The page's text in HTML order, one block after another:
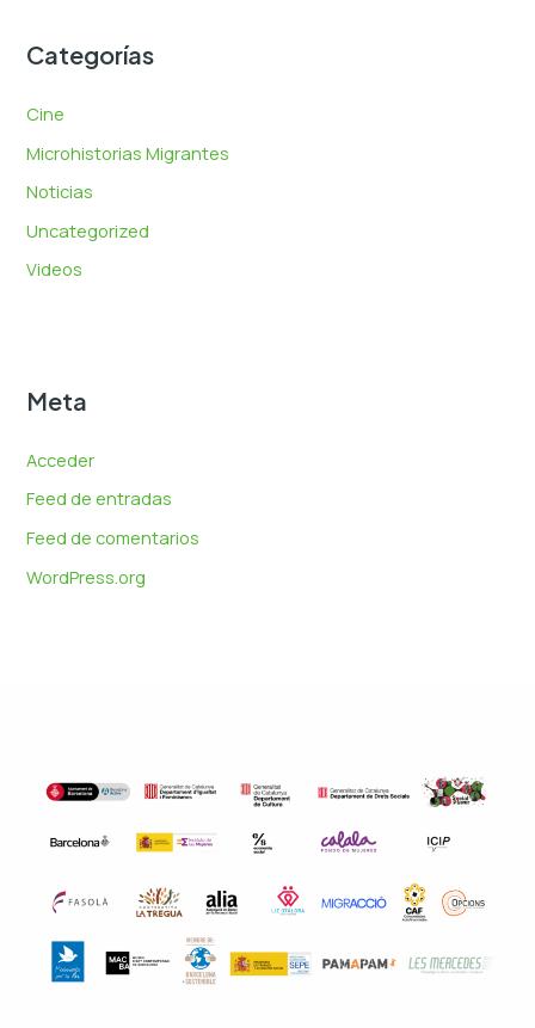
Categorías
Cine
Microhistorias Migrantes
Noticias
Uncategorized
Videos
Meta
Acceder
Feed de entradas
Feed de comentarios
WordPress.org